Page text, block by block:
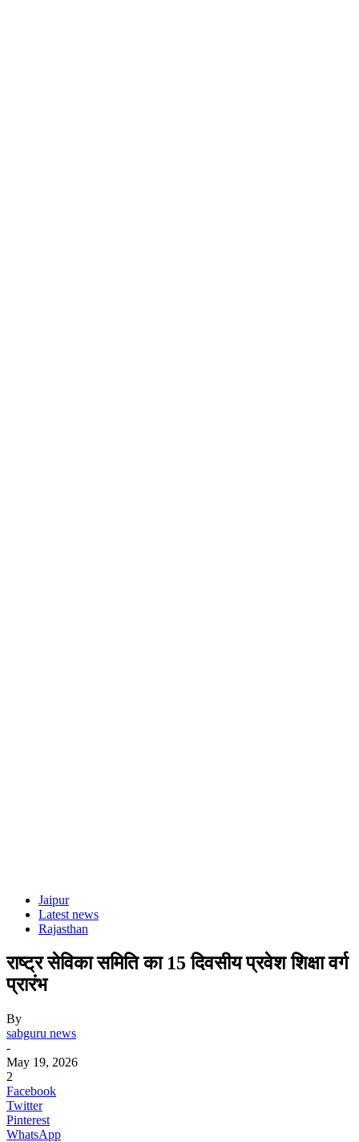
Jaipur
Latest news
Rajasthan
राष्ट्र सेविका समिति का 15 दिवसीय प्रवेश शिक्षा वर्ग
प्रारंभ
By
sabguru news
-
May 19, 2026
2
Facebook
Twitter
Pinterest
WhatsApp